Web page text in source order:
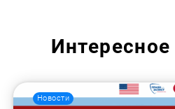
Интересное
Новости